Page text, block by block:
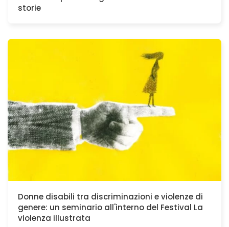
storie
Donne disabili tra discriminazioni e violenze di
genere: un seminario all'interno del Festival La
violenza illustrata